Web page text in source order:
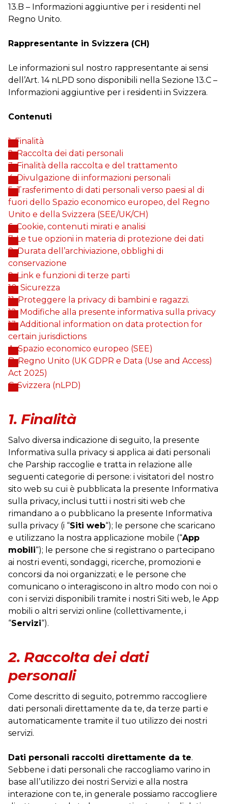
13.B – Informazioni aggiuntive per i residenti nel
Regno Unito.
Rappresentante in Svizzera (CH)
Le informazioni sul nostro rappresentante ai sensi
dell’Art. 14 nLPD sono disponibili nella Sezione 13.C –
Informazioni aggiuntive per i residenti in Svizzera.
Contenuti
1. Finalità
2. Raccolta dei dati personali
3. Finalità della raccolta e del trattamento
4. Divulgazione di informazioni personali
5. Trasferimento di dati personali verso paesi al di
fuori dello Spazio economico europeo, del Regno
Unito e della Svizzera (SEE/UK/CH)
6. Cookie, contenuti mirati e analisi
7. Le tue opzioni in materia di protezione dei dati
8. Durata dell’archiviazione, obblighi di
conservazione
9. Link e funzioni di terze parti
10. Sicurezza
11. Proteggere la privacy di bambini e ragazzi.
12. Modifiche alla presente informativa sulla privacy
13. Additional information on data protection for
certain jurisdictions
A. Spazio economico europeo (SEE)
B. Regno Unito (UK GDPR e Data (Use and Access)
Act 2025)
C. Svizzera (nLPD)
1. Finalità
Salvo diversa indicazione di seguito, la presente
Informativa sulla privacy si applica ai dati personali
che Parship raccoglie e tratta in relazione alle
seguenti categorie di persone: i visitatori del nostro
sito web su cui è pubblicata la presente Informativa
sulla privacy, inclusi tutti i nostri siti web che
rimandano a o pubblicano la presente Informativa
sulla privacy (i “Siti web“); le persone che scaricano
e utilizzano la nostra applicazione mobile (“App
mobili“); le persone che si registrano o partecipano
ai nostri eventi, sondaggi, ricerche, promozioni e
concorsi da noi organizzati; e le persone che
comunicano o interagiscono in altro modo con noi o
con i servizi disponibili tramite i nostri Siti web, le App
mobili o altri servizi online (collettivamente, i
“Servizi“).
2. Raccolta dei dati
personali
Come descritto di seguito, potremmo raccogliere
dati personali direttamente da te, da terze parti e
automaticamente tramite il tuo utilizzo dei nostri
servizi.
Dati personali raccolti direttamente da te.
Sebbene i dati personali che raccogliamo varino in
base all’utilizzo dei nostri Servizi e alla nostra
interazione con te, in generale possiamo raccogliere